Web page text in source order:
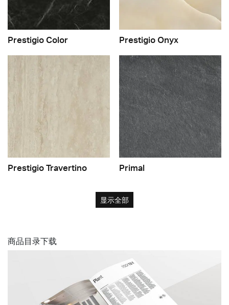
Prestigio Color Prestigio Onyx
Prestigio Travertino Primal
显示全部
商品目录下载